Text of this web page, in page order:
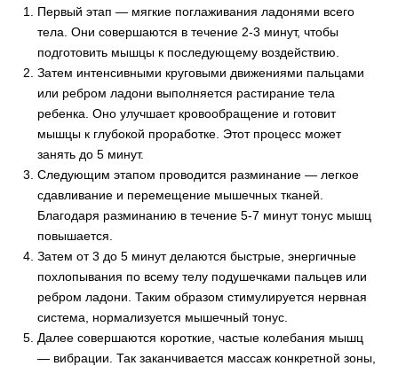
Первый этап — мягкие поглаживания ладонями всего
тела. Они совершаются в течение 2-3 минут, чтобы
подготовить мышцы к последующему воздействию.
Затем интенсивными круговыми движениями пальцами
или ребром ладони выполняется растирание тела
ребенка. Оно улучшает кровообращение и готовит
мышцы к глубокой проработке. Этот процесс может
занять до 5 минут.
Следующим этапом проводится разминание — легкое
сдавливание и перемещение мышечных тканей.
Благодаря разминанию в течение 5-7 минут тонус мышц
повышается.
Затем от 3 до 5 минут делаются быстрые, энергичные
похлопывания по всему телу подушечками пальцев или
ребром ладони. Таким образом стимулируется нервная
система, нормализуется мышечный тонус.
Далее совершаются короткие, частые колебания мышц
— вибрации. Так заканчивается массаж конкретной зоны,